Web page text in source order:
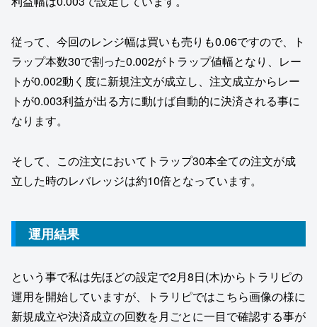
従って、今回のレンジ幅は買いも売りも0.06ですので、ト
ラップ本数30で割った0.002がトラップ値幅となり、レー
トが0.002動く度に新規注文が成立し、注文成立からレー
トが0.003利益が出る方に動けば自動的に決済される事に
なります。
そして、この注文においてトラップ30本全ての注文が成
立した時のレバレッジは約10倍となっています。
運用結果
という事で私は先ほどの設定で2月8日(木)からトラリピの
運用を開始していますが、トラリピではこちら画像の様に
新規成立や決済成立の回数を月ごとに一目で確認する事が